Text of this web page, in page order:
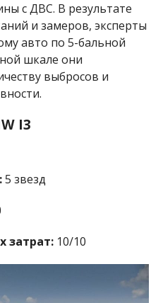
с ДВС. В результате
и замеров, эксперты
авто по 5-бальной
шкале они
выбросов и
I3
5 звезд
затрат:10/10